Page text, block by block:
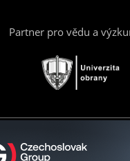
Partner pro vědu a